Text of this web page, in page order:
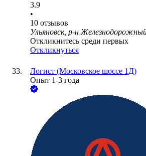
3.9
•
10 отзывов
Ульяновск, р-н
Откликнитесь среди первых
Откликнуться
Логист (Московское шоссе 1Д)
Опыт 1-3 года